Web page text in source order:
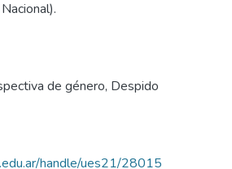
de género, Despido
handle/ues21/28015